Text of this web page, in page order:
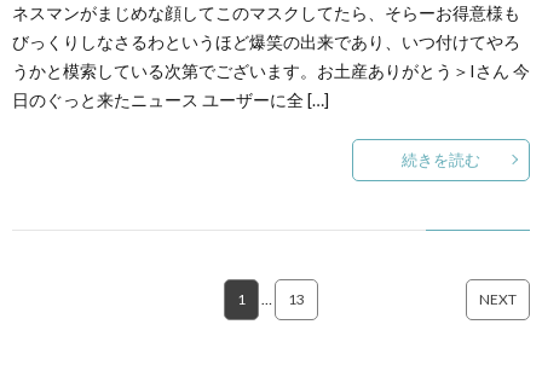
ネスマンがまじめな顔してこのマスクしてたら、そらーお得意様も
びっくりしなさるわというほど爆笑の出来であり、いつ付けてやろ
うかと模索している次第でございます。お土産ありがとう＞Iさん 今
日のぐっと来たニュース ユーザーに全 […]
続きを読む
1 13 NEXT